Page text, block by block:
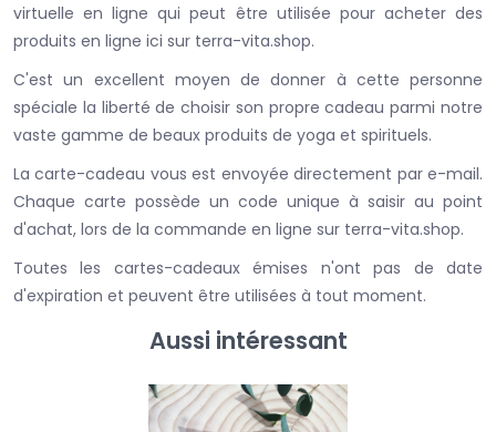
virtuelle en ligne qui peut être utilisée pour acheter des
produits en ligne ici sur terra-vita.shop.
C'est un excellent moyen de donner à cette personne
spéciale la liberté de choisir son propre cadeau parmi notre
vaste gamme de beaux produits de yoga et spirituels.
La carte-cadeau vous est envoyée directement par e-mail.
Chaque carte possède un code unique à saisir au point
d'achat, lors de la commande en ligne sur terra-vita.shop.
Toutes les cartes-cadeaux émises n'ont pas de date
d'expiration et peuvent être utilisées à tout moment.
Aussi intéressant